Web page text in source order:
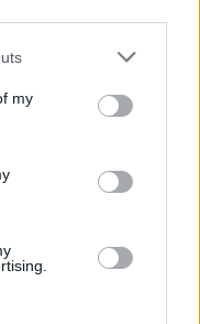
my
00:00:57
temperatūra kils iki